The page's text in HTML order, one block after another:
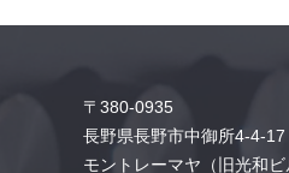
〒380-0935
長野県長野市中御所4-4-17
モントレーマヤ（旧光和ビ